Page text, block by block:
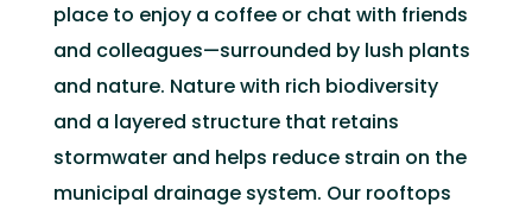
place to enjoy a coffee or chat with friends
and colleagues—surrounded by lush plants
and nature. Nature with rich biodiversity
and a layered structure that retains
stormwater and helps reduce strain on the
municipal drainage system. Our rooftops